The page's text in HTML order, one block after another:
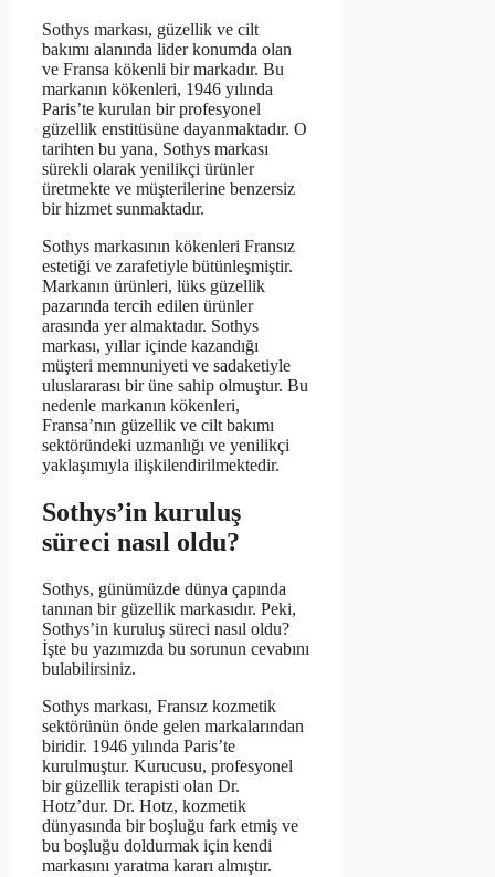
Sothys markası, güzellik ve cilt
bakımı alanında lider konumda olan
ve Fransa kökenli bir markadır. Bu
markanın kökenleri, 1946 yılında
Paris’te kurulan bir profesyonel
güzellik enstitüsüne dayanmaktadır. O
tarihten bu yana, Sothys markası
sürekli olarak yenilikçi ürünler
üretmekte ve müşterilerine benzersiz
bir hizmet sunmaktadır.
Sothys markasının kökenleri Fransız
estetiği ve zarafetiyle bütünleşmiştir.
Markanın ürünleri, lüks güzellik
pazarında tercih edilen ürünler
arasında yer almaktadır. Sothys
markası, yıllar içinde kazandığı
müşteri memnuniyeti ve sadaketiyle
uluslararası bir üne sahip olmuştur. Bu
nedenle markanın kökenleri,
Fransa’nın güzellik ve cilt bakımı
sektöründeki uzmanlığı ve yenilikçi
yaklaşımıyla ilişkilendirilmektedir.
Sothys’in kuruluş
süreci nasıl oldu?
Sothys, günümüzde dünya çapında
tanınan bir güzellik markasıdır. Peki,
Sothys’in kuruluş süreci nasıl oldu?
İşte bu yazımızda bu sorunun cevabını
bulabilirsiniz.
Sothys markası, Fransız kozmetik
sektörünün önde gelen markalarından
biridir. 1946 yılında Paris’te
kurulmuştur. Kurucusu, profesyonel
bir güzellik terapisti olan Dr.
Hotz’dur. Dr. Hotz, kozmetik
dünyasında bir boşluğu fark etmiş ve
bu boşluğu doldurmak için kendi
markasını yaratma kararı almıştır.